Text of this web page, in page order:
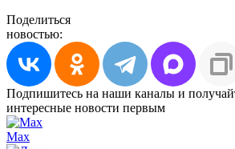
Поделиться
новостью:
Подпишитесь на наши каналы и
интересные новости первым
Max